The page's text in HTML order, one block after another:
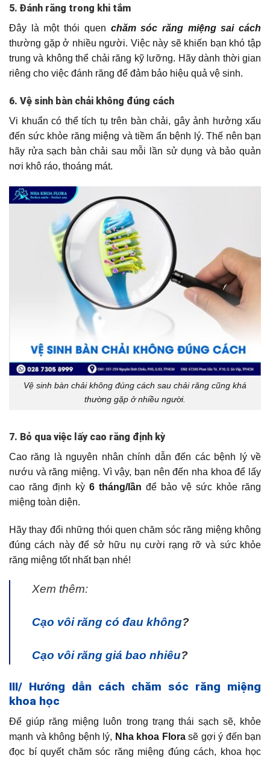
5. Đánh răng trong khi tắm
Đây là một thói quen chăm sóc răng miệng sai cách
thường gặp ở nhiều người. Việc này sẽ khiến bạn khó tập
trung và không thể chải răng kỹ lưỡng. Hãy dành thời gian
riêng cho việc đánh răng để đảm bảo hiệu quả vệ sinh.
6. Vệ sinh bàn chải không đúng cách
Vi khuẩn có thể tích tụ trên bàn chải, gây ảnh hưởng xấu
đến sức khỏe răng miệng và tiềm ẩn bệnh lý. Thế nên bạn
hãy rửa sạch bàn chải sau mỗi lần sử dụng và bảo quản
nơi khô ráo, thoáng mát.
Vệ sinh bàn chải không đúng cách sau chải răng cũng khá
thường gặp ở nhiều người.
7. Bỏ qua việc lấy cao răng định kỳ
Cao răng là nguyên nhân chính dẫn đến các bệnh lý về
nướu và răng miệng. Vì vậy, bạn nên đến nha khoa để lấy
cao răng định kỳ 6 tháng/lần để bảo vệ sức khỏe răng
miệng toàn diện.
Hãy thay đổi những thói quen chăm sóc răng miệng không
đúng cách này để sở hữu nụ cười rạng rỡ và sức khỏe
răng miệng tốt nhất bạn nhé!
Xem thêm:
Cạo vôi răng có đau không?
Cạo vôi răng giá bao nhiêu?
III/ Hướng dẫn cách chăm sóc răng miệng
khoa học
Để giúp răng miệng luôn trong trạng thái sạch sẽ, khỏe
mạnh và không bệnh lý, Nha khoa Florasẽ gợi ý đến bạn
đọc bí quyết chăm sóc răng miệng đúng cách, khoa học